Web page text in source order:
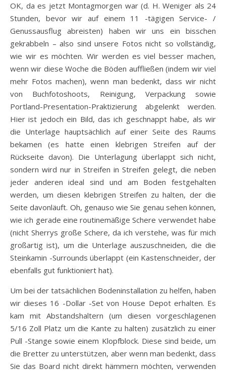
OK, da es jetzt Montagmorgen war (d. H. Weniger als 24
Stunden, bevor wir auf einem 11 -tägigen Service- /
Genussausflug abreisten) haben wir uns ein bisschen
gekrabbeln – also sind unsere Fotos nicht so vollständig,
wie wir es möchten. Wir werden es viel besser machen,
wenn wir diese Woche die Böden auffließen (indem wir viel
mehr Fotos machen), wenn man bedenkt, dass wir nicht
von Buchfotoshoots, Reinigung, Verpackung sowie
Portland-Presentation-Praktizierung abgelenkt werden.
Hier ist jedoch ein Bild, das ich geschnappt habe, als wir
die Unterlage hauptsächlich auf einer Seite des Raums
bekamen (es hatte einen klebrigen Streifen auf der
Rückseite davon). Die Unterlagung überlappt sich nicht,
sondern wird nur in Streifen in Streifen gelegt, die neben
jeder anderen ideal sind und am Boden festgehalten
werden, um diesen klebrigen Streifen zu halten, der die
Seite davonläuft. Oh, genauso wie Sie genau sehen können,
wie ich gerade eine routinemäßige Schere verwendet habe
(nicht Sherrys große Schere, da ich verstehe, was für mich
großartig ist), um die Unterlage auszuschneiden, die die
Steinkamin -Surrounds überlappt (ein Kastenschneider, der
ebenfalls gut funktioniert hat).
Um bei der tatsächlichen Bodeninstallation zu helfen, haben
wir dieses 16 -Dollar -Set von House Depot erhalten. Es
kam mit Abstandshaltern (um diesen vorgeschlagenen
5/16 Zoll Platz um die Kante zu halten) zusätzlich zu einer
Pull -Stange sowie einem Klopfblock. Diese sind beide, um
die Bretter zu unterstützen, aber wenn man bedenkt, dass
Sie das Board nicht direkt hämmern möchten, verwenden